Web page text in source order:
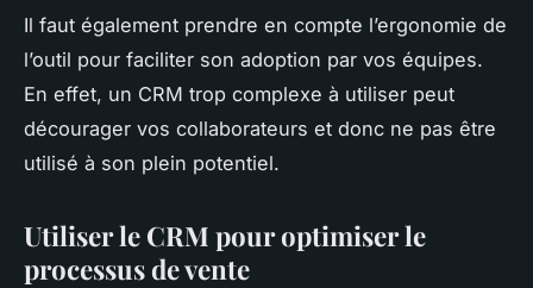
Il faut également prendre en compte l’ergonomie de
l’outil pour faciliter son adoption par vos équipes.
En effet, un CRM trop complexe à utiliser peut
décourager vos collaborateurs et donc ne pas être
utilisé à son plein potentiel.
Utiliser le CRM pour optimiser le
processus de vente